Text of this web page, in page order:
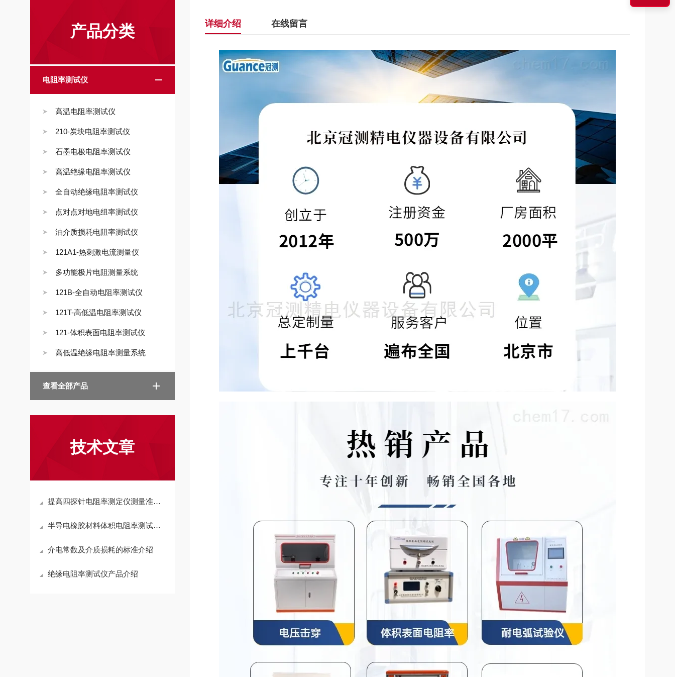
产品分类
电阻率测试仪
高温电阻率测试仪
210-炭块电阻率测试仪
石墨电极电阻率测试仪
高温绝缘电阻率测试仪
全自动绝缘电阻率测试仪
点对点对地电组率测试仪
油介质损耗电阻率测试仪
121A1-热刺激电流测量仪
多功能极片电阻测量系统
121B-全自动电阻率测试仪
121T-高低温电阻率测试仪
121-体积表面电阻率测试仪
高低温绝缘电阻率测量系统
查看全部产品
技术文章
提高四探针电阻率测定仪测量准确性的方法
半导电橡胶材料体积电阻率测试仪使用说明书
介电常数及介质损耗的标准介绍
绝缘电阻率测试仪产品介绍
详细介绍 在线留言